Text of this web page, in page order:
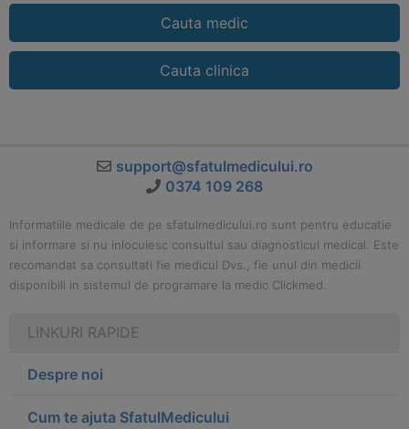
Cauta medic
Cauta clinica
support@sfatulmedicului.ro
0374 109 268
Informatiile medicale de pe sfatulmedicului.ro sunt pentru educatie
si informare si nu inlocuiesc consultul sau diagnosticul medical. Este
recomandat sa consultati fie medicul Dvs., fie unul din medicii
disponibili in sistemul de programare la medic Clickmed.
LINKURI RAPIDE
Despre noi
Cum te ajuta SfatulMedicului